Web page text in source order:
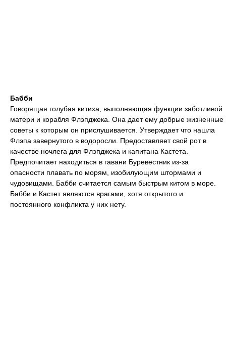
Бабби
Говорящая голубая китиха, выполняющая функции заботливой
матери и корабля Флэпджека. Она дает ему добрые жизненные
советы к которым он прислушивается. Утверждает что нашла
Флэпа завернутого в водоросли. Предоставляет свой рот в
качестве ночлега для Флэпджека и капитана Кастета.
Предпочитает находиться в гавани Буревестник из-за
опасности плавать по морям, изобилующим штормами и
чудовищами. Бабби считается самым быстрым китом в море.
Бабби и Кастет являются врагами, хотя открытого и
постоянного конфликта у них нету.